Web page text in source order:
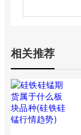
相关推荐